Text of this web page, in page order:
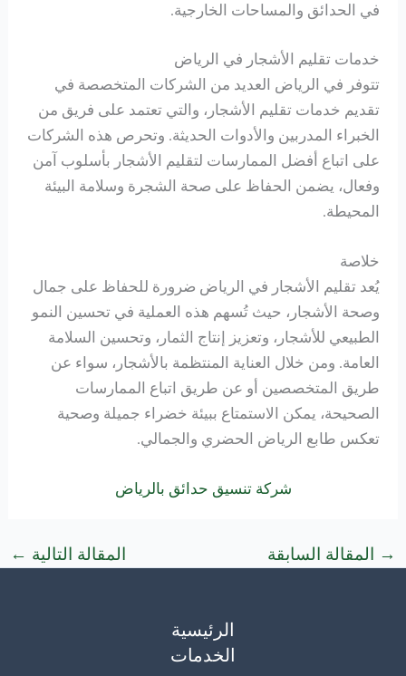
في الحدائق والمساحات الخارجية.
خدمات تقليم الأشجار في الرياض
تتوفر في الرياض العديد من الشركات المتخصصة في
تقديم خدمات تقليم الأشجار، والتي تعتمد على فريق من
الخبراء المدربين والأدوات الحديثة. وتحرص هذه الشركات
على اتباع أفضل الممارسات لتقليم الأشجار بأسلوب آمن
وفعال، يضمن الحفاظ على صحة الشجرة وسلامة البيئة
المحيطة.
خلاصة
يُعد تقليم الأشجار في الرياض ضرورة للحفاظ على جمال
وصحة الأشجار، حيث تُسهم هذه العملية في تحسين النمو
الطبيعي للأشجار، وتعزيز إنتاج الثمار، وتحسين السلامة
العامة. ومن خلال العناية المنتظمة بالأشجار، سواء عن
طريق المتخصصين أو عن طريق اتباع الممارسات
الصحيحة، يمكن الاستمتاع ببيئة خضراء جميلة وصحية
تعكس طابع الرياض الحضري والجمالي.
شركة تنسيق حدائق بالرياض
→ المقالة السابقة المقالة التالية ←
الرئيسية
الخدمات